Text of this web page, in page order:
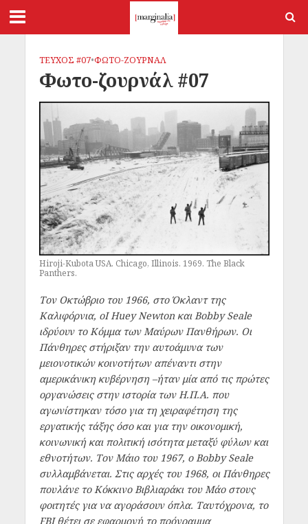
ΤΕΥΧΟΣ #07•ΦΩΤΟ-ΖΟΥΡΝΑΛ
Φωτο-ζουρνάλ #07
Hiroji-Kubota USA. Chicago, Illinois. 1969. The Black
Panthers.
Τον Οκτώβριο του 1966, στο Όκλαντ της
Καλιφόρνια, οΙ Huey Newton και Bobby Seale
ιδρύουν το Κόμμα των Μαύρων Πανθήρων. Οι
Πάνθηρες στήριξαν την αυτοάμυνα των
μειονοτικών κοινοτήτων απέναντι στην
αμερικάνικη κυβέρνηση –ήταν μία από τις πρώτες
οργανώσεις στην ιστορία των Η.Π.Α. που
αγωνίστηκαν τόσο για τη χειραφέτηση της
εργατικής τάξης όσο και για την οικονομική,
κοινωνική και πολιτική ισότητα μεταξύ φύλων και
εθνοτήτων. Τον Μάιο του 1967, ο Bobby Seale
συλλαμβάνεται. Στις αρχές του 1968, οι Πάνθηρες
πουλάνε το Κόκκινο Βιβλιαράκι του Μάο στους
φοιτητές για να αγοράσουν όπλα. Ταυτόχρονα, το
FBI θέτει σε εφαρμογή το πρόγραμμα